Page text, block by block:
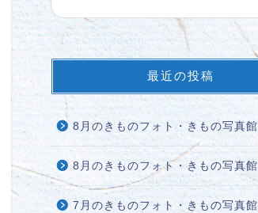
最近の投稿
8月のきものフォト・きもの写真館
8月のきものフォト・きもの写真館
7月のきものフォト・きもの写真館